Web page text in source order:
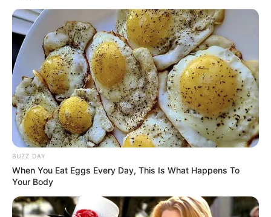
BUZZ DAY
When You Eat Eggs Every Day, This Is What Happens To
Your Body